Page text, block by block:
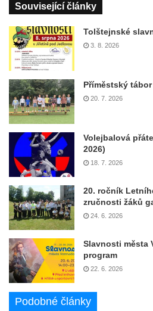
Související články
Tolštejnské
3. 8. 2026
Příměstský tábor
20. 7. 2026
Volejbalová
2026)
18. 7. 2026
20. ročník
zručnosti žáků
24. 6. 2026
Slavnosti města
program
22. 6. 2026
Podobné články